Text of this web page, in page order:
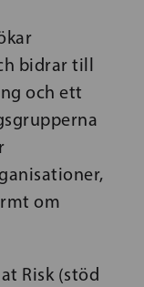
bidrar till
och ett
om
Risk (stöd